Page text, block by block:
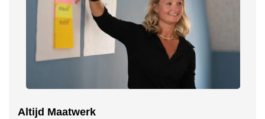
Altijd Maatwerk